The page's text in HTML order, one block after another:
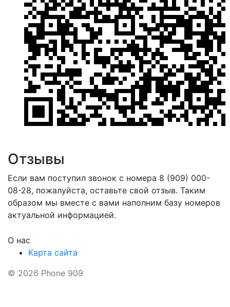
Отзывы
Если вам поступил звонок с номера 8 (909) 000-
08-28, пожалуйста, оставьте свой отзыв. Таким
образом мы вместе с вами наполним базу номеров
актуальной информацией.
О нас
Карта сайта
© 2026 Phone 909